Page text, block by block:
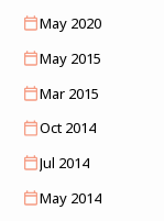
May 2020
May 2015
Mar 2015
Oct 2014
Jul 2014
May 2014